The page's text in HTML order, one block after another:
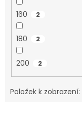
160 2
180 2
200 2
Položek k zobrazení: